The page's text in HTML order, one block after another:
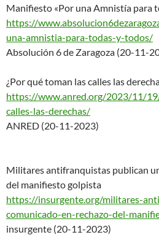
Manifiesto «Por una Amnistía para
https://www.absolucion6dezarag
una-amnistia-para-todas-y-todos/
Absolución 6 de Zaragoza (20-11-
¿Por qué toman las calles las
https://www.anred.org/2023/11/
calles-las-derechas/
ANRED (20-11-2023)
Militares antifranquistas publican
del manifiesto golpista
https://insurgente.org/militares-
comunicado-en-rechazo-del-
insurgente (20-11-2023)